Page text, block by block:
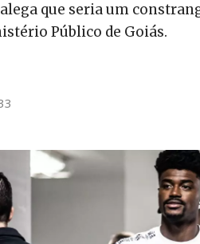
que seria um
Público de Goiás.